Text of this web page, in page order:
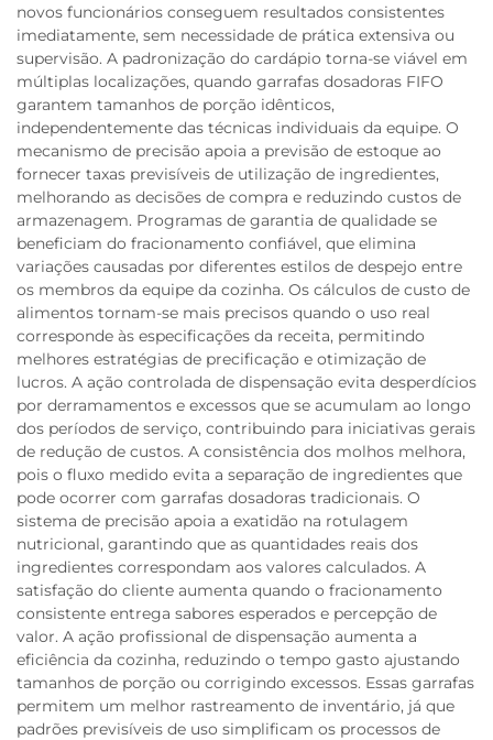
novos funcionários conseguem resultados consistentes
imediatamente, sem necessidade de prática extensiva ou
supervisão. A padronização do cardápio torna-se viável em
múltiplas localizações, quando garrafas dosadoras FIFO
garantem tamanhos de porção idênticos,
independentemente das técnicas individuais da equipe. O
mecanismo de precisão apoia a previsão de estoque ao
fornecer taxas previsíveis de utilização de ingredientes,
melhorando as decisões de compra e reduzindo custos de
armazenagem. Programas de garantia de qualidade se
beneficiam do fracionamento confiável, que elimina
variações causadas por diferentes estilos de despejo entre
os membros da equipe da cozinha. Os cálculos de custo de
alimentos tornam-se mais precisos quando o uso real
corresponde às especificações da receita, permitindo
melhores estratégias de precificação e otimização de
lucros. A ação controlada de dispensação evita desperdícios
por derramamentos e excessos que se acumulam ao longo
dos períodos de serviço, contribuindo para iniciativas gerais
de redução de custos. A consistência dos molhos melhora,
pois o fluxo medido evita a separação de ingredientes que
pode ocorrer com garrafas dosadoras tradicionais. O
sistema de precisão apoia a exatidão na rotulagem
nutricional, garantindo que as quantidades reais dos
ingredientes correspondam aos valores calculados. A
satisfação do cliente aumenta quando o fracionamento
consistente entrega sabores esperados e percepção de
valor. A ação profissional de dispensação aumenta a
eficiência da cozinha, reduzindo o tempo gasto ajustando
tamanhos de porção ou corrigindo excessos. Essas garrafas
permitem um melhor rastreamento de inventário, já que
padrões previsíveis de uso simplificam os processos de